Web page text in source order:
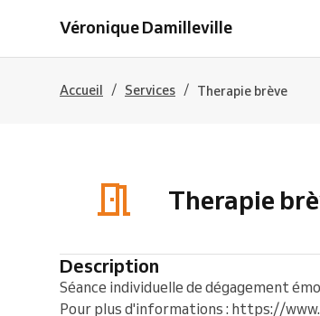
Véronique Damilleville
Accueil / Services / Therapie brève
Therapie
Description
Séance individuelle de dégagement
Pour plus d'informations : https://